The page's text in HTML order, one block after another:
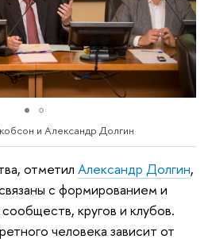
и Александр Долгин
отметил Александр Долгин,
с формированием и
кругов и клубов.
человека зависит от